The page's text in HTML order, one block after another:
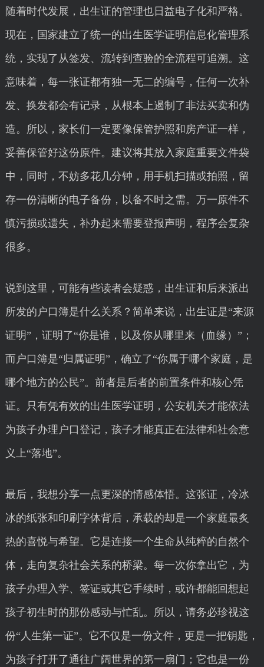
随着时代发展，出生证的管理也日益电子化和严格。
现在，国家建立了统一的出生医学证明信息化管理系
统，实现了从签发、流转到查验的全流程可追溯。这
意味着，每一张证都有独一无二的编号，任何一次补
发、换发都会有记录，从根本上遏制了非法买卖和伪
造。所以，家长们一定要像保管护照和房产证一样，
妥善保管好这份原件。建议将其放入家庭重要文件袋
中，同时，不妨多花几分钟，用手机扫描或拍照，留
存一份清晰的电子备份，以备不时之需。万一原件不
慎污损或遗失，补办起来需要登报声明，程序会复杂
很多。
说到这里，可能有些读者会疑惑，出生证和后来派出
所发的户口簿是什么关系？简单来说，出生证是“来源
证明”，证明了“你是谁，以及你从哪里来（血缘）”；
而户口簿是“归属证明”，确立了“你属于哪个家庭，是
哪个地方的公民”。前者是后者的前置条件和核心凭
证。只有凭有效的出生医学证明，公安机关才能依法
为孩子办理户口登记，孩子才能真正在法律和社会意
义上“落地”。
最后，我想分享一点更深的情感体悟。这张证，冷冰
冰的纸张和印刷字体背后，承载的却是一个家庭最炙
热的喜悦与希望。它是连接一个生命从纯粹的自然个
体，走向复杂社会关系的桥梁。每一次你拿出它，为
孩子办理入学、签证或其它手续时，或许都能回想起
孩子初生时的那份感动与忙乱。所以，请务必珍视这
份“人生第一证”。它不仅是一份文件，更是一把钥匙，
为孩子打开了通往广阔世界的第一扇门；它也是一份